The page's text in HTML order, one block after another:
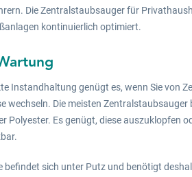
Die Zentralstaubsauger für
kontinuierlich optimiert.
Instandhaltung genügt es, wenn Sie von
wechseln. Die meisten
Polyester. Es genügt, diese auszuklopfen
befindet sich unter Putz und benötigt